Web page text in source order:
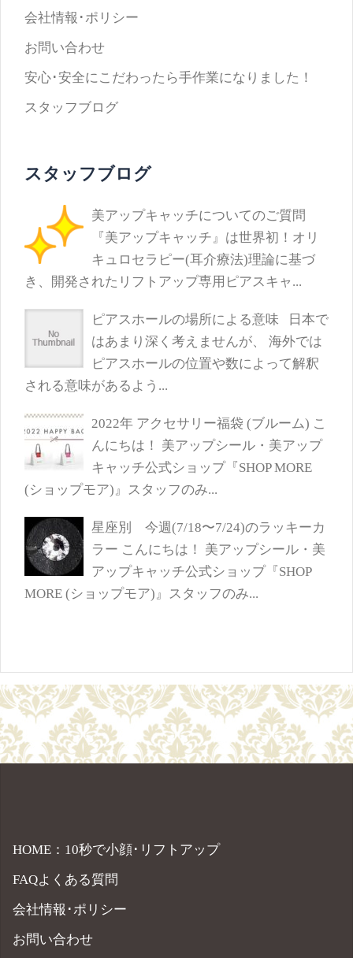
会社情報･ポリシー
お問い合わせ
安心･安全にこだわったら手作業になりました！
スタッフブログ
スタッフブログ
美アップキャッチについてのご質問
『美アップキャッチ』は世界初！オリ
キュロセラピー(耳介療法)理論に基づ
き、開発されたリフトアップ専用ピアスキャ...
ピアスホールの場所による意味
日本で
はあまり深く考えませんが、 海外では
ピアスホールの位置や数によって解釈
される意味があるよう...
2022年 アクセサリー福袋 (ブルーム) こ
んにちは！ 美アップシール・美アップ
キャッチ公式ショップ『SHOP MORE
(ショップモア)』スタッフのみ...
星座別 今週(7/18〜7/24)のラッキーカ
ラー こんにちは！ 美アップシール・美
アップキャッチ公式ショップ『SHOP
MORE (ショップモア)』スタッフのみ...
HOME：10秒で小顔･リフトアップ
FAQよくある質問
会社情報･ポリシー
お問い合わせ